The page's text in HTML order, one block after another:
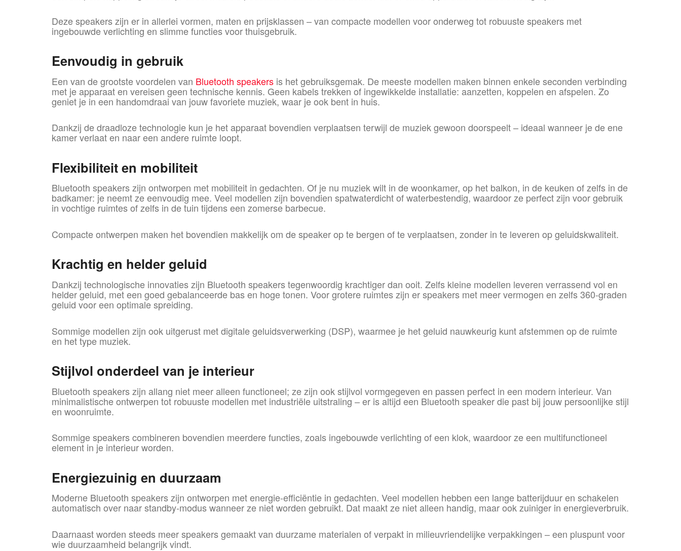
Deze speakers zijn er in allerlei vormen, maten en prijsklassen – van compacte modellen voor onderweg tot robuuste speakers met
ingebouwde verlichting en slimme functies voor thuisgebruik.
Eenvoudig in gebruik
Een van de grootste voordelen van Bluetooth speakers is het gebruiksgemak. De meeste modellen maken binnen enkele seconden verbinding
met je apparaat en vereisen geen technische kennis. Geen kabels trekken of ingewikkelde installatie: aanzetten, koppelen en afspelen. Zo
geniet je in een handomdraai van jouw favoriete muziek, waar je ook bent in huis.
Dankzij de draadloze technologie kun je het apparaat bovendien verplaatsen terwijl de muziek gewoon doorspeelt – ideaal wanneer je de ene
kamer verlaat en naar een andere ruimte loopt.
Flexibiliteit en mobiliteit
Bluetooth speakers zijn ontworpen met mobiliteit in gedachten. Of je nu muziek wilt in de woonkamer, op het balkon, in de keuken of zelfs in de
badkamer: je neemt ze eenvoudig mee. Veel modellen zijn bovendien spatwaterdicht of waterbestendig, waardoor ze perfect zijn voor gebruik
in vochtige ruimtes of zelfs in de tuin tijdens een zomerse barbecue.
Compacte ontwerpen maken het bovendien makkelijk om de speaker op te bergen of te verplaatsen, zonder in te leveren op geluidskwaliteit.
Krachtig en helder geluid
Dankzij technologische innovaties zijn Bluetooth speakers tegenwoordig krachtiger dan ooit. Zelfs kleine modellen leveren verrassend vol en
helder geluid, met een goed gebalanceerde bas en hoge tonen. Voor grotere ruimtes zijn er speakers met meer vermogen en zelfs 360-graden
geluid voor een optimale spreiding.
Sommige modellen zijn ook uitgerust met digitale geluidsverwerking (DSP), waarmee je het geluid nauwkeurig kunt afstemmen op de ruimte
en het type muziek.
Stijlvol onderdeel van je interieur
Bluetooth speakers zijn allang niet meer alleen functioneel; ze zijn ook stijlvol vormgegeven en passen perfect in een modern interieur. Van
minimalistische ontwerpen tot robuuste modellen met industriële uitstraling – er is altijd een Bluetooth speaker die past bij jouw persoonlijke stijl
en woonruimte.
Sommige speakers combineren bovendien meerdere functies, zoals ingebouwde verlichting of een klok, waardoor ze een multifunctioneel
element in je interieur worden.
Energiezuinig en duurzaam
Moderne Bluetooth speakers zijn ontworpen met energie-efficiëntie in gedachten. Veel modellen hebben een lange batterijduur en schakelen
automatisch over naar standby-modus wanneer ze niet worden gebruikt. Dat maakt ze niet alleen handig, maar ook zuiniger in energieverbruik.
Daarnaast worden steeds meer speakers gemaakt van duurzame materialen of verpakt in milieuvriendelijke verpakkingen – een pluspunt voor
wie duurzaamheid belangrijk vindt.